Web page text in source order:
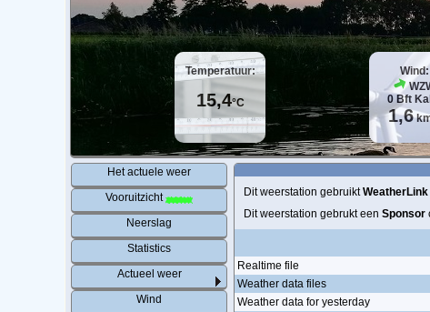
Temperatuur:
15,4°C
Wind:
0 Bft
1,6
Het actuele weer
Vooruitzicht
Neerslag
Statistics
Actueel weer
Wind
Dit weerstation gebruiktWeatherLink
Dit weerstation gebrukt eenSponsor
Realtime file
Weather data files
Weather data for yesterday